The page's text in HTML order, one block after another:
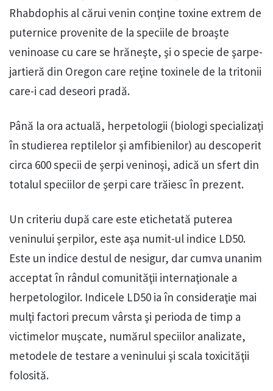
Rhabdophis al cărui venin conţine toxine extrem de
puternice provenite de la speciile de broaşte
veninoase cu care se hrăneşte, şi o specie de şarpe-
jartieră din Oregon care reţine toxinele de la tritonii
care-i cad deseori pradă.
Până la ora actuală, herpetologii (biologi specializaţi
în studierea reptilelor şi amfibienilor) au descoperit
circa 600 specii de şerpi veninoşi, adică un sfert din
totalul speciilor de şerpi care trăiesc în prezent.
Un criteriu după care este etichetată puterea
veninului şerpilor, este aşa numit-ul indice LD50.
Este un indice destul de nesigur, dar cumva unanim
acceptat în rândul comunităţii internaţionale a
herpetologilor. Indicele LD50 ia în consideraţie mai
mulţi factori precum vârsta şi perioda de timp a
victimelor muşcate, numărul speciilor analizate,
metodele de testare a veninului şi scala toxicităţii
folosită.